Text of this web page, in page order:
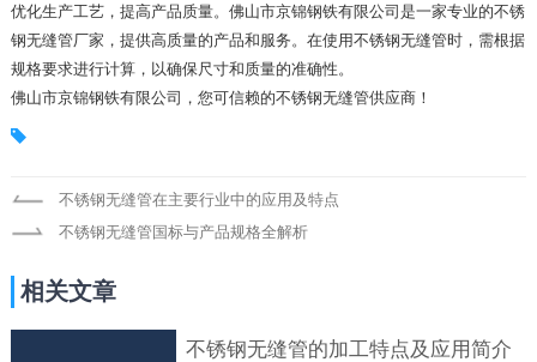
优化生产工艺，提高产品质量。佛山市京锦钢铁有限公司是一家专业的不锈
钢无缝管厂家，提供高质量的产品和服务。在使用不锈钢无缝管时，需根据
规格要求进行计算，以确保尺寸和质量的准确性。
佛山市京锦钢铁有限公司，您可信赖的不锈钢无缝管供应商！
不锈钢无缝管在主要行业中的应用及特点
不锈钢无缝管国标与产品规格全解析
相关文章
不锈钢无缝管的加工特点及应用简介